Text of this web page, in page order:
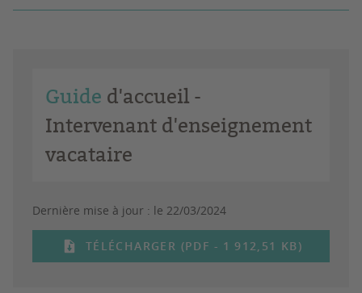
Guide d'accueil -
Intervenant d'enseignement
vacataire
Dernière mise à jour : le 22/03/2024
TÉLÉCHARGER (PDF - 1 912,51 KB)